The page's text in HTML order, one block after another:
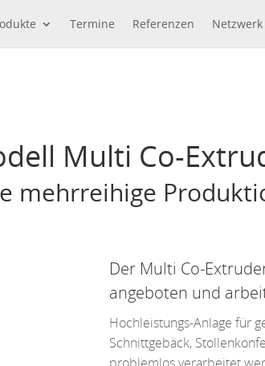
Termine Referenzen Netzwerk
Multi Co-
mehrreihige
Der Multi Co-
angeboten und
Hochleistungs-Anlage für
Schnittgebäck,